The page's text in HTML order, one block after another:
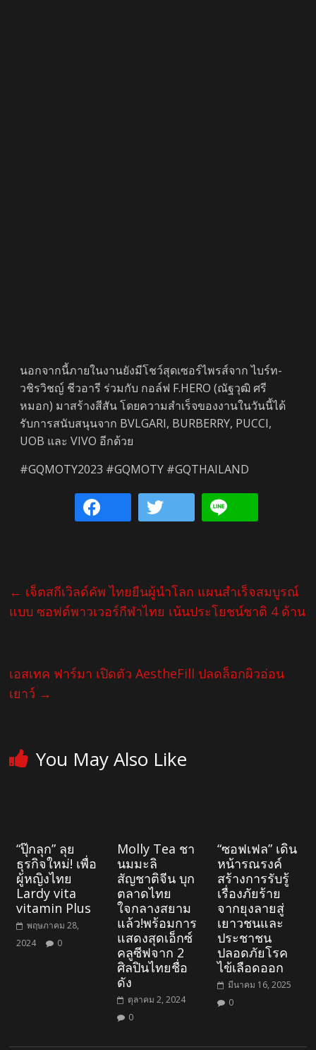
นอกจากนี้ภายในงานยังมีโชว์สุดเซอร์ไพรส์จาก ไบร์ท-
วชิรวิชญ์ ชีวอารี ร่วมกับ กอล์ฟ F.HERO (ณัฐวุฒิ ศรี
หมอก) มาสร้างสีสัน โดยความสำเร็จของงานในวันนี้ได้
รับการสนับสนุนจาก BVLGARI, BURBERRY, PUCCI,
UOB และ VIVO อีกด้วย
#GQMOTY2023 #GQMOTY #GQTHAILAND
← เจ็ตสกีเวิลด์คัพ ไทยยืนผู้นำโลก แผนสำเร็จสมบูรณ์
แบบ ซอฟต์พาวเวอร์กีฬาไทย เน้นประโยชน์ชาติ 4 ด้าน
เอสเทค ฟาร์มา เปิดตัว AestheFill ปลดล็อกผิวอ่อน
เยาว์ →
You May Also Like
“ปุ๊กลุก” ลุย
ธุรกิจใหม่! เพื่อ
ผู้หญิงไทย
Lardy vita
vitamin Plus
พฤษภาคม 28,
2024
0
Molly Tea ชา
นมมะลิ
สัญชาติจีน บุก
ตลาดไทย
ใจกลางสยาม
แล้ว!พร้อมการ
แสดงสุดเอ็กซ์
คลูซีฟจาก 2
ศิลปินไทยชื่อ
ดัง
ตุลาคม 2, 2024
0
“ซอฟเฟล” เดิน
หน้ารณรงค์
สร้างการรับรู้
เรื่องภัยร้าย
จากยุงลายสู่
เยาวชนและ
ประชาชน
ปลอดภัยโรค
ไข้เลือดออก
มีนาคม 16, 2025
0